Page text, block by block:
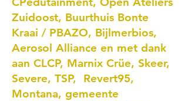
Zuidoost, Buurthuis Bonte
Kraai / PBAZO, Bijlmerbios,
Aerosol Alliance en met dank
aan CLCP, Marnix Crüe, Skeer,
Severe, TSP, Revert95,
Montana, gemeente